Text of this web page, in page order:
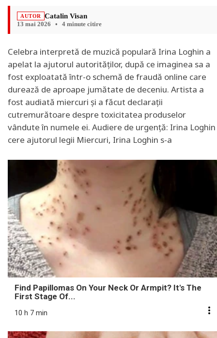
AUTOR Catalin Visan
13 mai 2026 • 4 minute citire
Celebra interpretă de muzică populară Irina Loghin a
apelat la ajutorul autorităților, după ce imaginea sa a
fost exploatată într-o schemă de fraudă online care
durează de aproape jumătate de deceniu. Artista a
fost audiată miercuri și a făcut declarații
cutremurătoare despre toxicitatea produselor
vândute în numele ei. Audiere de urgență: Irina Loghin
cere ajutorul legii Miercuri, Irina Loghin s-a
Find Papillomas On Your Neck Or Armpit? It's The
First Stage Of...
10 h 7 min